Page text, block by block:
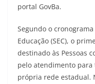
portal GovBa.
Segundo o
Educação (SEC), o
destinado às Pessoas
pelo atendimento
própria rede estadual.